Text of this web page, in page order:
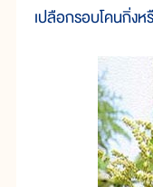
เปลือกรอบโคนกิ่ง